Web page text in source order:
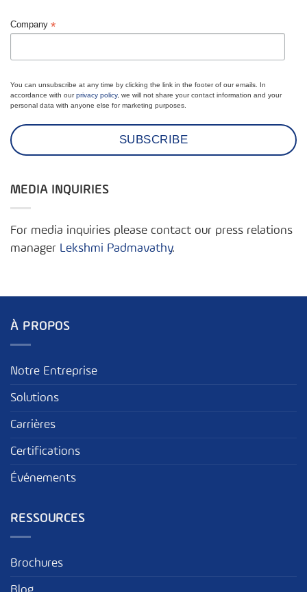
Company *
You can unsubscribe at any time by clicking the link in the footer of our emails. In
accordance with ourprivacy policy, we will not share your contact information and your
personal data with anyone else for marketing purposes.
MEDIA INQUIRIES
For media inquiries please contact our press relations
manager Lekshmi Padmavathy.
À PROPOS
Notre Entreprise
Solutions
Carrières
Certifications
Événements
RESSOURCES
Brochures